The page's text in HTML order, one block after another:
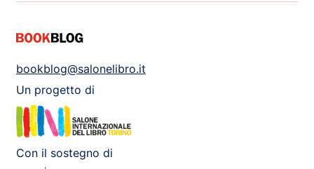
bookblog@salonelibro.it
Un progetto di
Con il sostegno di